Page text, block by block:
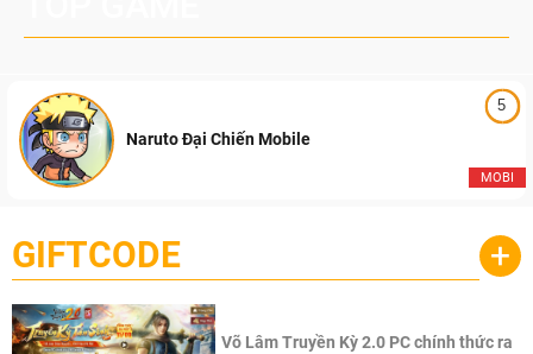
5
MOBI
Naruto Đại Chiến Mobile
GIFTCODE +
Võ Lâm Truyền Kỳ 2.0 PC chính thức ra